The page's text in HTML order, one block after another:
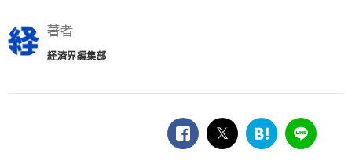
著者
経済界編集部
facebook
twitter
は
LINE